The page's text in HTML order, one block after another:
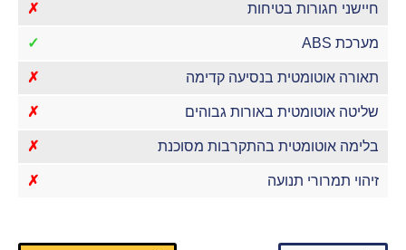
חיישני חגורות בטיחות ✗
מערכת ABS ✓
תאורה אוטומטית בנסיעה קדימה ✗
שליטה אוטומטית באורות גבוהים ✗
בלימה אוטומטית בהתקרבות מסוכנת ✗
זיהוי תמרורי תנועה ✗